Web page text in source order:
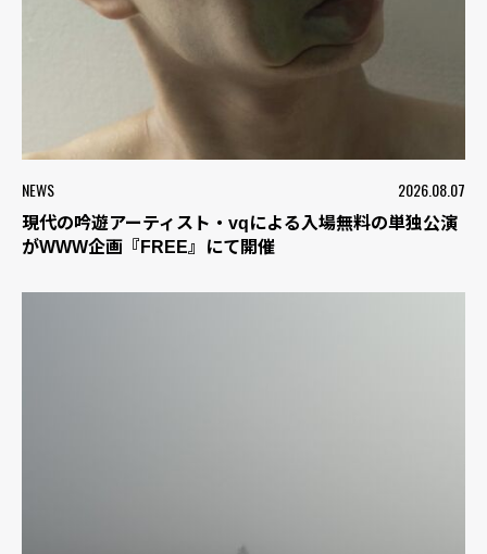
NEWS 2026.08.07
現代の吟遊アーティスト・vqによる入場無料の単独公演
がWWW企画『FREE』にて開催